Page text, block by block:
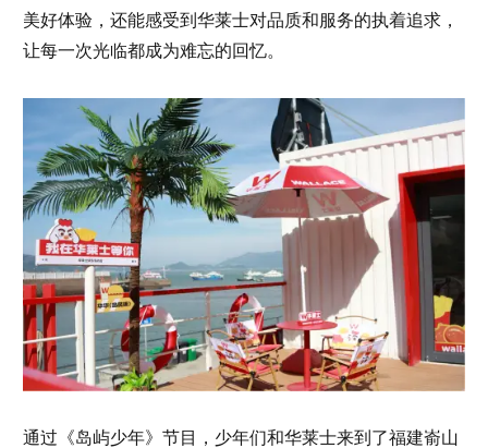
美好体验，还能感受到华莱士对品质和服务的执着追求，
让每一次光临都成为难忘的回忆。
通过《岛屿少年》节目，少年们和华莱士来到了福建嵛山